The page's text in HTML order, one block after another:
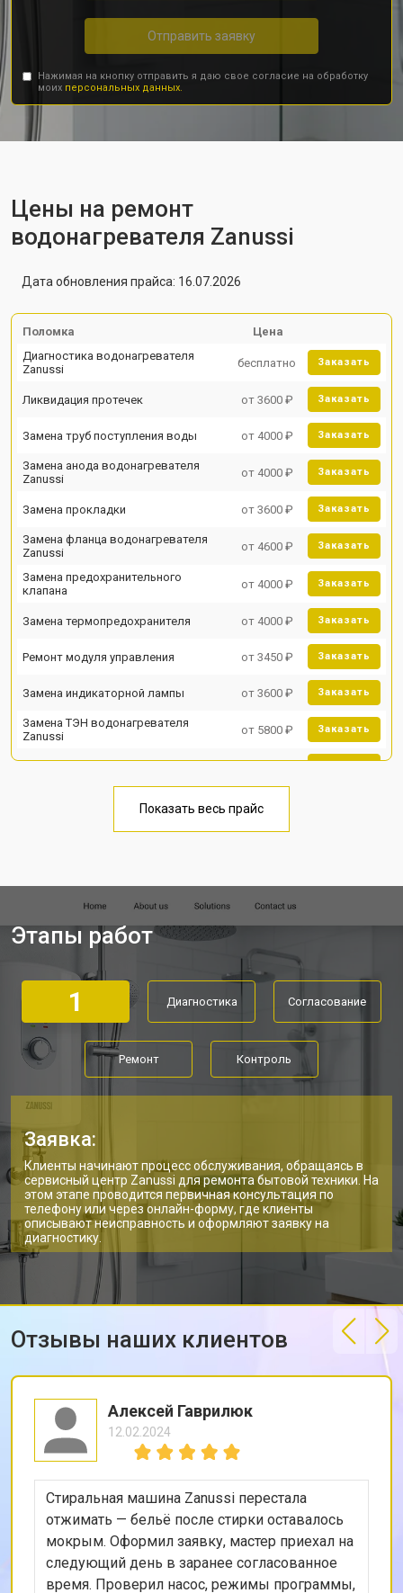
Отправить заявку
Нажимая на кнопку отправить я даю свое согласие на обработку
моих персональных данных.
Цены на ремонт
водонагревателя Zanussi
Дата обновления прайса: 16.07.2026
Поломка
Цена
Диагностика водонагревателя
Zanussi
бесплатно Заказать
Ликвидация протечек от 3600 ₽ Заказать
Замена труб поступления воды от 4000 ₽ Заказать
Замена анода водонагревателя
Zanussi
от 4000 ₽ Заказать
Замена прокладки от 3600 ₽ Заказать
Замена фланца водонагревателя
Zanussi
от 4600 ₽ Заказать
Замена предохранительного
клапана
от 4000 ₽ Заказать
Замена термопредохранителя от 4000 ₽ Заказать
Ремонт модуля управления от 3450 ₽ Заказать
Замена индикаторной лампы от 3600 ₽ Заказать
Замена ТЭН водонагревателя
Zanussi
от 5800 ₽ Заказать
от 3590 ₽
Ремонт/замена датчика
Ремонт платы управления
от 5250 ₽
Замена платы управления от 3900 ₽
Замена мембраны от 3749 ₽ Заказать
Показать весь прайс
Этапы работ
1 Диагностика Согласование
Ремонт Контроль
Заявка:
Клиенты начинают процесс обслуживания, обращаясь в
сервисный центр Zanussi для ремонта бытовой техники. На
этом этапе проводится первичная консультация по
телефону или через онлайн-форму, где клиенты
описывают неисправность и оформляют заявку на
диагностику.
Отзывы наших клиентов
Алексей Гаврилюк
12.02.2024
Стиральная машина Zanussi перестала
отжимать — бельё после стирки оставалось
мокрым. Оформил заявку, мастер приехал на
следующий день в заранее согласованное
время. Проверил насос, режимы программы,